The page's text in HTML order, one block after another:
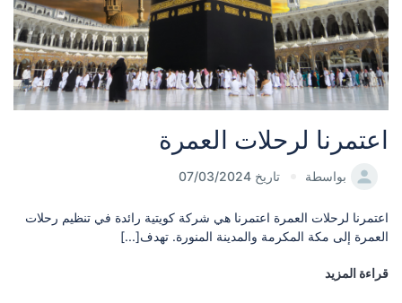
اعتمرنا لرحلات العمرة
بواسطة تاريخ 07/03/2024
اعتمرنا لرحلات العمرة اعتمرنا هي شركة كويتية رائدة في تنظيم رحلات
العمرة إلى مكة المكرمة والمدينة المنورة. تهدف[...]
قراءة المزيد